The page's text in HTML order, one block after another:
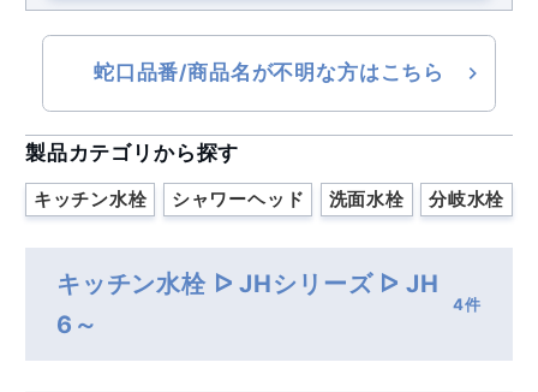
蛇口品番/商品名が不明な方はこちら
製品カテゴリから探す
キッチン水栓 シャワーヘッド 洗面水栓 分岐水栓
キッチン水栓 ᐅ JHシリーズ ᐅ JH
6～
4件